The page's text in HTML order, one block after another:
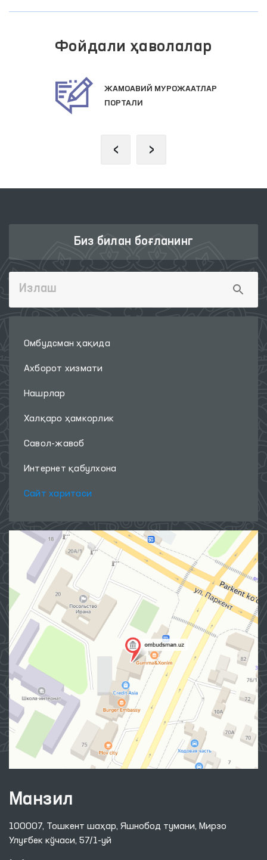
Фойдали ҳаволалар
ПРЕЗИДЕНТНИНГ
‹ ›
Биз билан боғланинг
Омбудсман ҳақида
Ахборот хизмати
Нашрлар
Халқаро ҳамкорлик
Савол-жавоб
Интернет қабулхона
Сайт харитаси
Манзил
100007, Тошкент шаҳар, Яшнобод тумани, Мирзо
Улуғбек кўчаси, 57/1-уй